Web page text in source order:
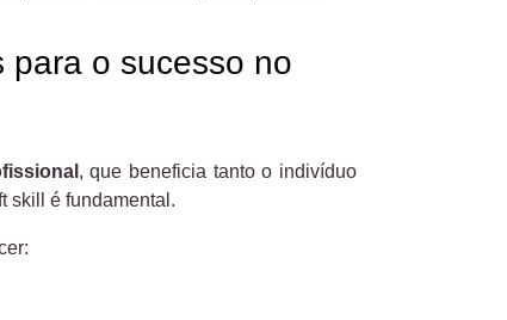
para o sucesso no
, que beneficia tanto o indivíduo
skill é fundamental.